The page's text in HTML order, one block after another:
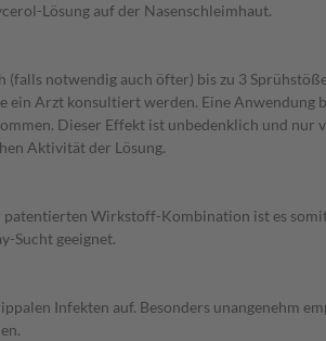
Lösung auf der Nasenschleimhaut.
notwendig auch öfter) bis zu 3
ein Arzt konsultiert werden. Eine
Dieser Effekt ist unbedenklich und nur
Aktivität der Lösung.
Wirkstoff-Kombination ist es
Sucht geeignet.
Infekten auf. Besonders unangenehm